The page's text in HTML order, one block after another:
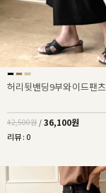
허리뒷밴딩9부와이드팬츠
42,500원 / 36,100원
리뷰 : 0